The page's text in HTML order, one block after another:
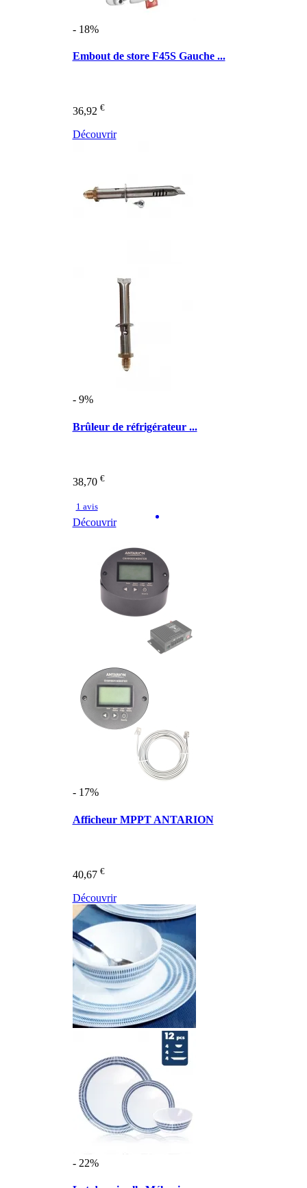
- 18%
Embout de store F45S Gauche ...
36,92 €
Découvrir
- 9%
Brûleur de réfrigérateur ...
38,70 €
1 avis
Découvrir
- 17%
Afficheur MPPT ANTARION
40,67 €
Découvrir
- 22%